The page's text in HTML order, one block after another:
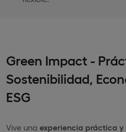
Green Impact -
Sostenibilidad,
ESG
Vive una experiencia práctica y